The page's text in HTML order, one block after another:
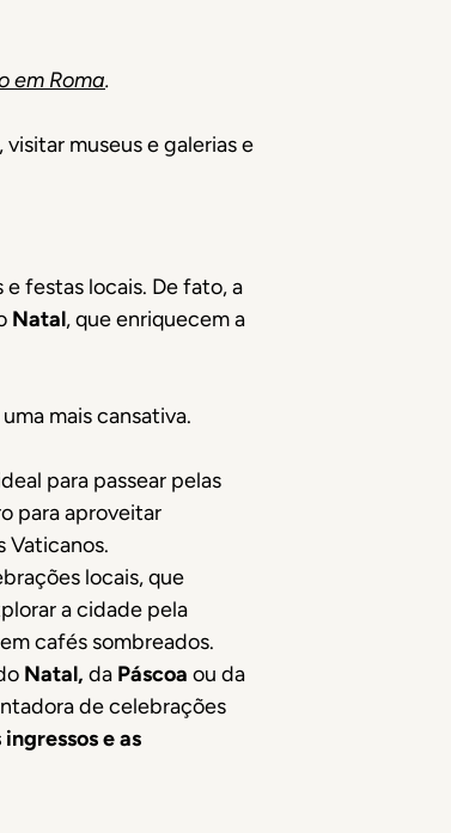
em Roma.
museus e galerias e
festas locais. De fato, a
Natal, que enriquecem a
mais cansativa.
para passear pelas
para aproveitar
Vaticanos.
locais, que
a cidade pela
cafés sombreados.
Natal, da Páscoa ou da
de celebrações
e as